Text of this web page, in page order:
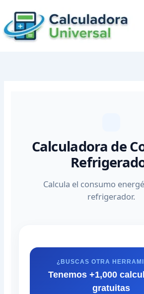
content
Calculadora de
Calcula el consumo
refrigerador.
¿BUSCAS OTRA
Tenemos +1,000
gratuitas